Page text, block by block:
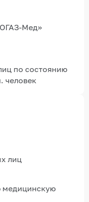
лиц
медицинскую
Мед»
по состоянию
человек